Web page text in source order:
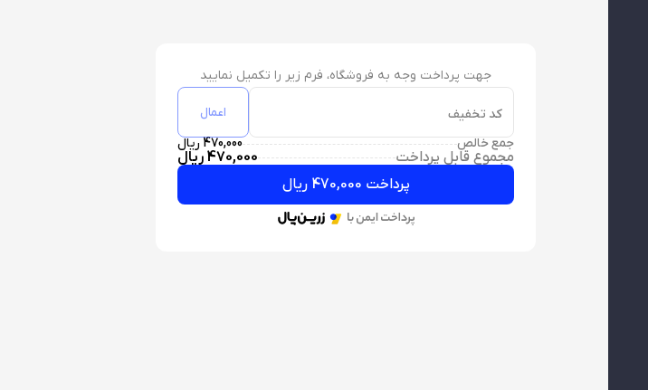
جهت پرداخت وجه به فروشگاه، فرم زیر را تکمیل نمایید
کد تخفیف اعمال
جمع خالص 470,000 ریال
مجموع قابل پرداخت
470,000 ریال
پرداخت 470,000 ریال